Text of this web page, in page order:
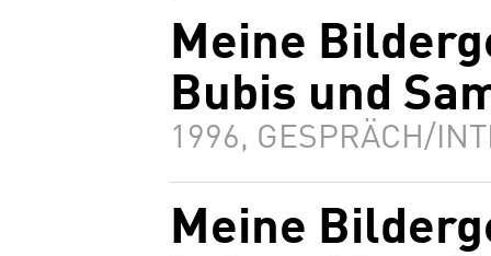
Meine
Bubis und
1996, GESPRÄCH/
Meine